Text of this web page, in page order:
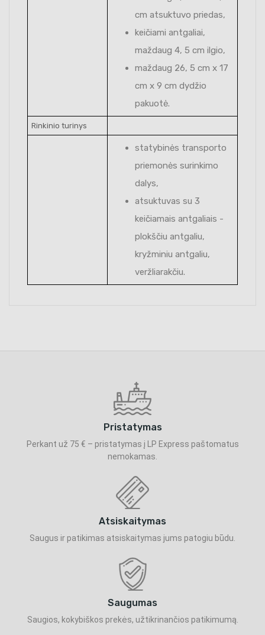
cm atsuktuvo priedas,
keičiami antgaliai,
maždaug 4, 5 cm ilgio,
maždaug 26, 5 cm x 17
cm x 9 cm dydžio
pakuotė.
Rinkinio turinys
statybinės transporto
priemonės surinkimo
dalys,
atsuktuvas su 3
keičiamais antgaliais -
plokščiu antgaliu,
kryžminiu antgaliu,
veržliarakčiu.
Pristatymas
Perkant už 75 € – pristatymas į LP Express paštomatus
nemokamas.
Atsiskaitymas
Saugus ir patikimas atsiskaitymas jums patogiu būdu.
Saugumas
Saugios, kokybiškos prekės, užtikrinančios patikimumą.